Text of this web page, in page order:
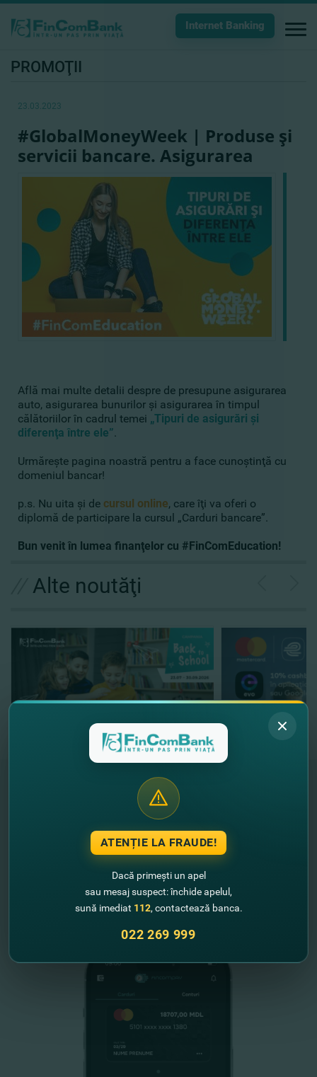
Internet Banking
PROMOŢII
23.03.2023
#GlobalMoneyWeek | Produse şi
servicii bancare. Asigurarea
Află mai multe detalii despre de presupune asigurarea
auto, asigurarea bunurilor şi asigurarea în timpul
călătoriilor în cadrul temei „Tipuri de asigurări şi
diferenţa între ele”.
Urmăreşte pagina noastră pentru a face cunoştinţă cu
domeniul bancar!
p.s. Nu uita şi de cursul online, care îţi va oferi o
diplomă de participare la cursul „Carduri bancare”.
Bun venit în lumea finanţelor cu #FinComEducation!
Alte noutăţi
"FinComBank" S.A. este membră a
Schemei de Garantare a Depozitelor
din Republica Moldova
FinComPay Mobile
ATENȚIE LA FRAUDE!
Dacă primești un apel
sau mesaj suspect: închide apelul,
sună imediat 112, contactează banca.
022 269 999